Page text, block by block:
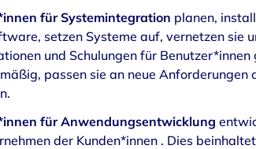
für Systemintegration planen,
setzen Systeme auf, vernetzen sie
und Schulungen für
passen sie an neue
für Anwendungsentwicklung
der Kunden*innen . Dies